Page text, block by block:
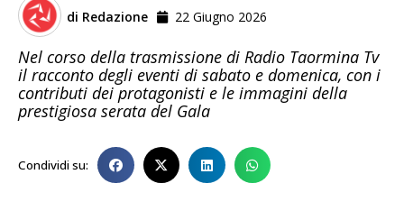
di Redazione 22 Giugno 2026
Nel corso della trasmissione di Radio Taormina Tv
il racconto degli eventi di sabato e domenica, con i
contributi dei protagonisti e le immagini della
prestigiosa serata del Gala
Condividi su: